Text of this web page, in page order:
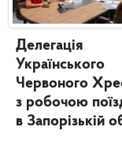
Делегація
Українського
Червоного
з робочою
в Запорізькій